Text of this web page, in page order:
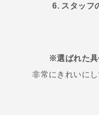
6. スタッフ
※選ばれた具
非常にきれいに